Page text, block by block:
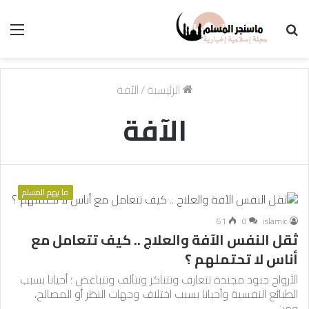
الرئيسية/الآفة
الآفة
ما يهم المسلم
islamic
0
61
ثقل النفس الآفة والعلاج .. كيف تتعامل مع
أناس لا تحتملهم ؟
الأرواح جنود مجندة تتعارف وتتناكر وتتآلف وتتباغض ؛ أحيانا بسبب
الطبائع النفسية وأحيانا بسبب اختلاف وجهات النظر أو المصالح،